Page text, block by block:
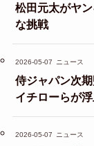
松田元太がヤ
な挑戦
2026-05-07 ニュース
侍ジャパン次
イチローらが
2026-05-07 ニュース